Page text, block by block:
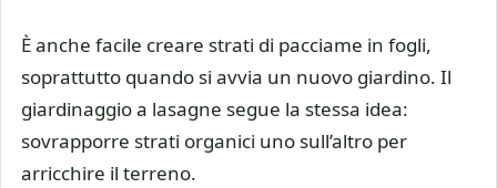
È anche facile creare strati di pacciame in fogli,
soprattutto quando si avvia un nuovo giardino. Il
giardinaggio a lasagne segue la stessa idea:
sovrapporre strati organici uno sull’altro per
arricchire il terreno.